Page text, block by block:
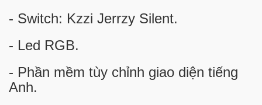
- Switch: Kzzi Jerrzy Silent.
- Led RGB.
- Phần mềm tùy chỉnh giao diện tiếng
Anh.